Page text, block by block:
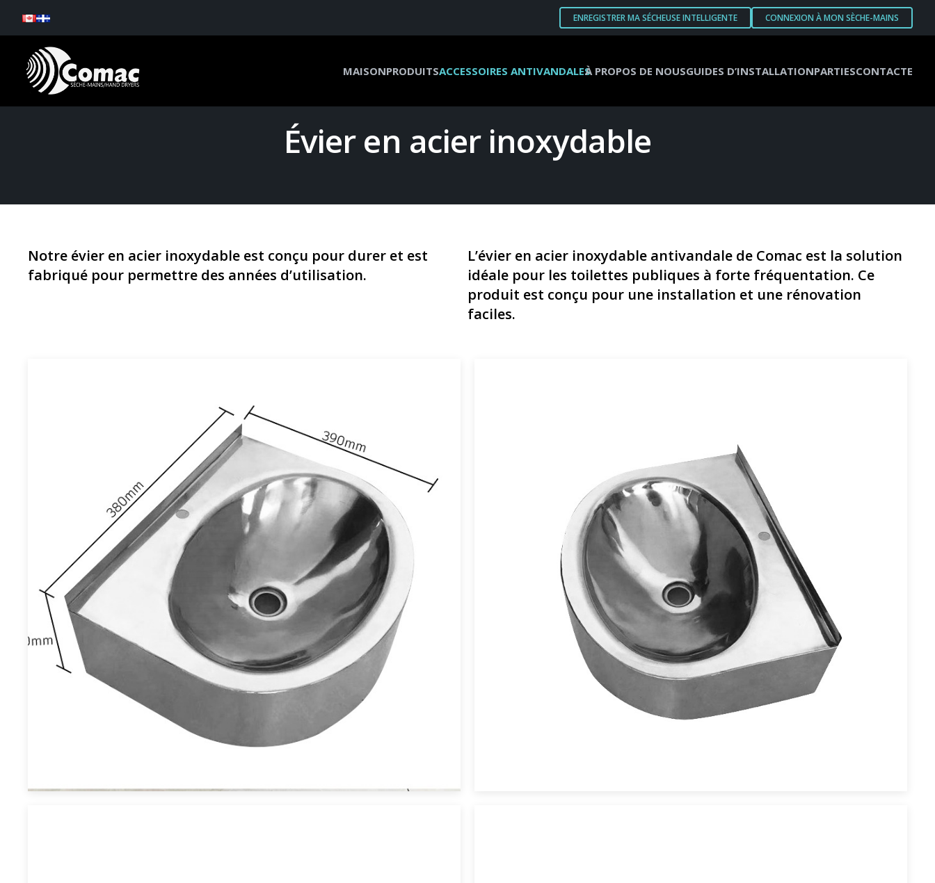
ENREGISTRER MA SÉCHEUSE INTELLIGENTE CONNEXION À MON SÈCHE-MAINS
MAISONPRODUITSACCESSOIRES ANTIVANDALESÀ PROPOS DE NOUSGUIDES D’INSTALLATIONPARTIESCONTACTE
Évier en acier inoxydable
Notre évier en acier inoxydable est conçu pour durer et est
fabriqué pour permettre des années d’utilisation.
L’évier en acier inoxydable antivandale de Comac est la solution
idéale pour les toilettes publiques à forte fréquentation. Ce
produit est conçu pour une installation et une rénovation
faciles.